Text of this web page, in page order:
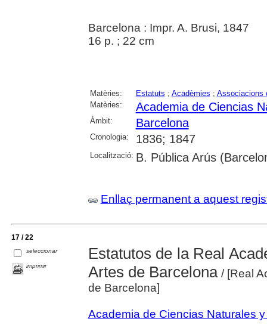
Barcelona : Impr. A. Brusi, 1847
16 p. ; 22 cm
Matèries: Estatuts ; Acadèmies ; Associacions
Matèries:
Academia de Ciencias
Àmbit: Barcelona
Cronologia: 1836; 1847
Localització: B. Pública Arús
Enllaç permanent a aquest
17 / 22
seleccionar
imprimir
Estatutos de la Real
Artes de Barcelona/ [Real
de Barcelona]
Academia de Ciencias Naturales